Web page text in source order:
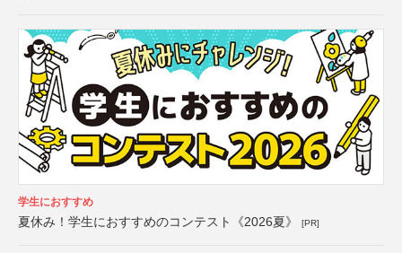
学生におすすめ
夏休み！学生におすすめのコンテスト《2026夏》 [PR]